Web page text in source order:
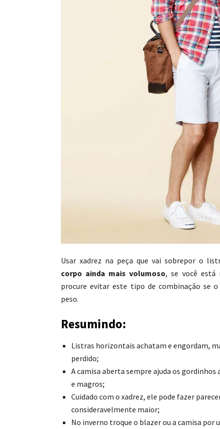
Usar xadrez na peça que vai sobrepor o
corpo ainda mais volumoso, se você está
procure evitar este tipo de combinação se
peso.
Resumindo:
Listras horizontais achatam e engordam,
perdido;
A camisa aberta sempre ajuda os
e magros;
Cuidado com o xadrez, ele pode fazer
consideravelmente maior;
No inverno troque o blazer ou a camisa por